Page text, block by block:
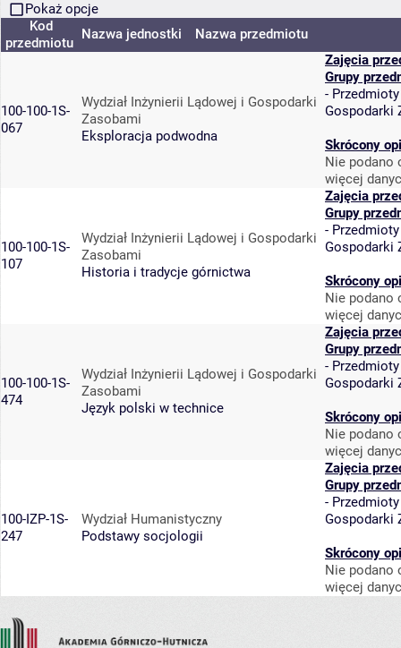
Pokaż opcje
Kod
przedmiotu
Nazwa jednostki Nazwa przedmiotu
100-100-1S-
067
Wydział Inżynierii Lądowej i Gospodarki
Zasobami
Eksploracja podwodna
Zajęcia
Grupy
-
Gospodarki
Skrócony
Nie podano
więcej
100-100-1S-
107
Wydział Inżynierii Lądowej i Gospodarki
Zasobami
Historia i tradycje górnictwa
Zajęcia
Grupy
-
Gospodarki
Skrócony
Nie podano
więcej
100-100-1S-
474
Wydział Inżynierii Lądowej i Gospodarki
Zasobami
Język polski w technice
Zajęcia
Grupy
-
Gospodarki
Skrócony
Nie podano
więcej
100-IZP-1S-
247
Wydział Humanistyczny
Podstawy socjologii
Zajęcia
Grupy
-
Gospodarki
Skrócony
Nie podano
więcej